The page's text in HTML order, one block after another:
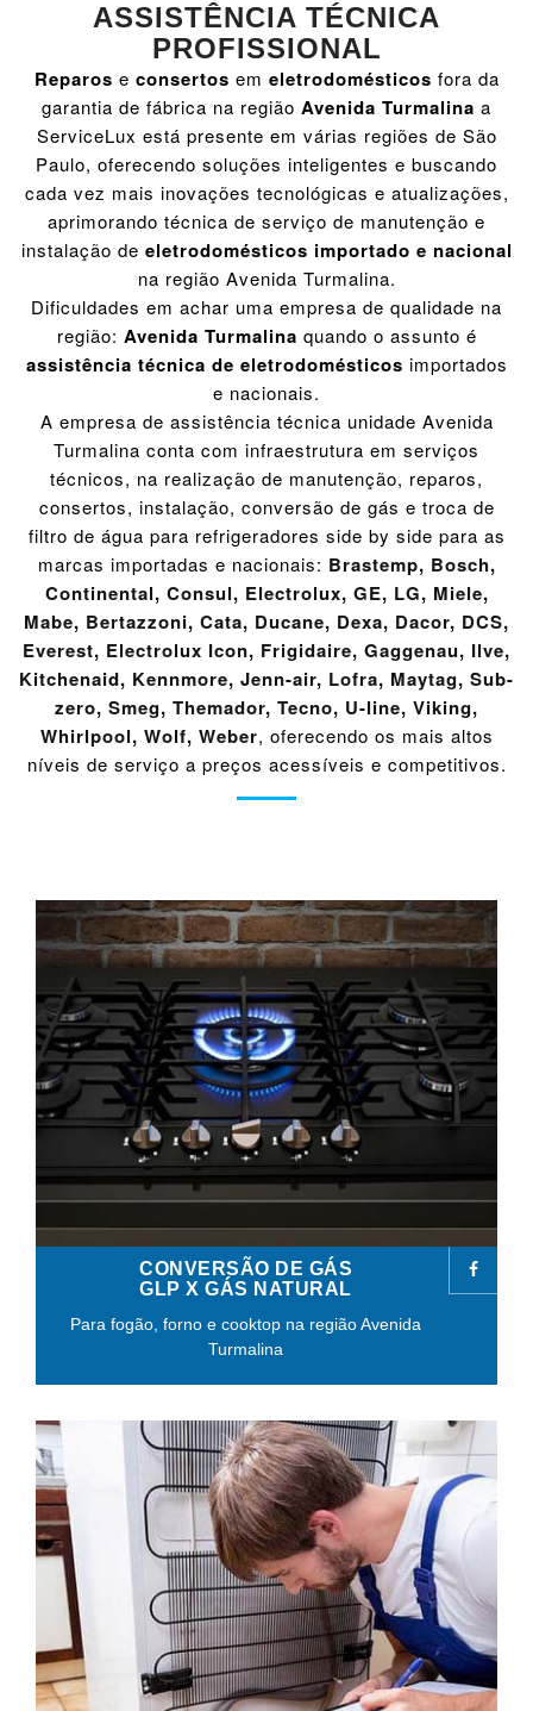
ASSISTÊNCIA TÉCNICA
PROFISSIONAL
Reparos e consertos em eletrodomésticos fora da
garantia de fábrica na região Avenida Turmalina a
ServiceLux está presente em várias regiões de São
Paulo, oferecendo soluções inteligentes e buscando
cada vez mais inovações tecnológicas e atualizações,
aprimorando técnica de serviço de manutenção e
instalação de eletrodomésticos importado e nacional
na região Avenida Turmalina.
Dificuldades em achar uma empresa de qualidade na
região: Avenida Turmalina quando o assunto é
assistência técnica de eletrodomésticos importados
e nacionais.
A empresa de assistência técnica unidade Avenida
Turmalina conta com infraestrutura em serviços
técnicos, na realização de manutenção, reparos,
consertos, instalação, conversão de gás e troca de
filtro de água para refrigeradores side by side para as
marcas importadas e nacionais: Brastemp, Bosch,
Continental, Consul, Electrolux, GE, LG, Miele,
Mabe, Bertazzoni, Cata, Ducane, Dexa, Dacor, DCS,
Everest, Electrolux Icon, Frigidaire, Gaggenau, Ilve,
Kitchenaid, Kennmore, Jenn-air, Lofra, Maytag, Sub-
zero, Smeg, Themador, Tecno, U-line, Viking,
Whirlpool, Wolf, Weber, oferecendo os mais altos
níveis de serviço a preços acessíveis e competitivos.
CONVERSÃO DE GÁS
GLP X GÁS NATURAL
Para fogão, forno e cooktop na região Avenida
Turmalina